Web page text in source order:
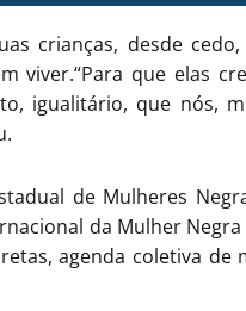
crianças, desde
viver.“Para que elas
igualitário, que nós,
de Mulheres
da Mulher
agenda coletiva